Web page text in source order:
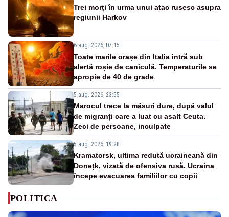
Trei morți în urma unui atac rusesc asupra
regiunii Harkov
6 aug. 2026, 07:15
Toate marile orașe din Italia intră sub
alertă roșie de caniculă. Temperaturile se
apropie de 40 de grade
5 aug. 2026, 23:55
Marocul trece la măsuri dure, după valul
de migranți care a luat cu asalt Ceuta.
Zeci de persoane, inculpate
5 aug. 2026, 19:28
Kramatorsk, ultima redută ucraineană din
Donețk, vizată de ofensiva rusă. Ucraina
începe evacuarea familiilor cu copii
POLITICA